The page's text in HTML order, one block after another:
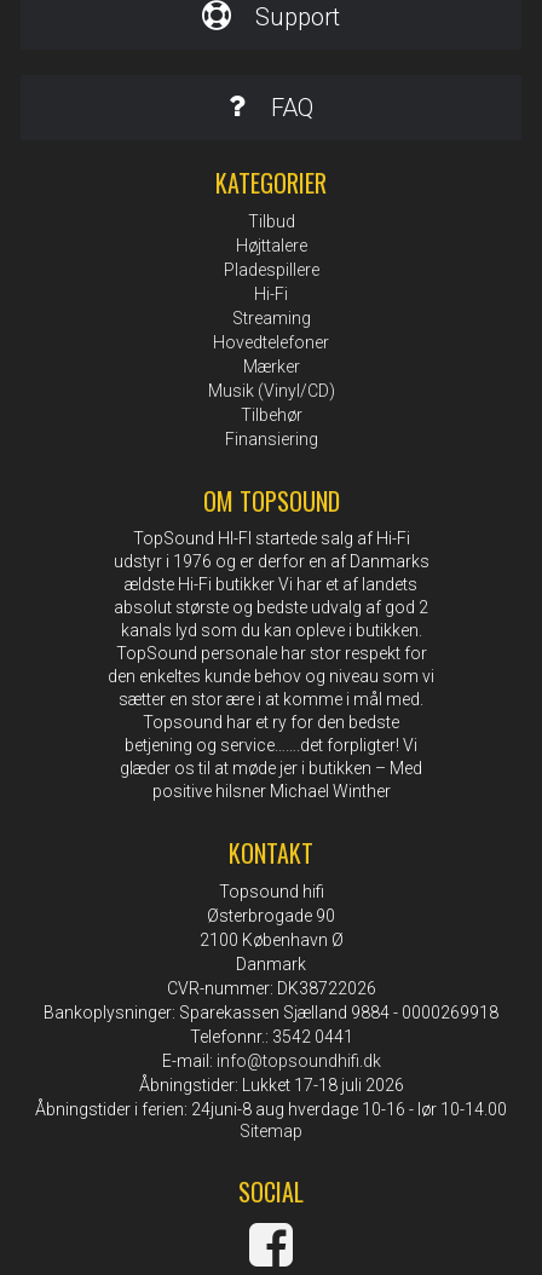
Support
FAQ
KATEGORIER
Tilbud
Højttalere
Pladespillere
Hi-Fi
Streaming
Hovedtelefoner
Mærker
Musik (Vinyl/CD)
Tilbehør
Finansiering
OM TOPSOUND
TopSound HI-FI startede salg af Hi-Fi
udstyr i 1976 og er derfor en af Danmarks
ældste Hi-Fi butikker Vi har et af landets
absolut største og bedste udvalg af god 2
kanals lyd som du kan opleve i butikken.
TopSound personale har stor respekt for
den enkeltes kunde behov og niveau som vi
sætter en stor ære i at komme i mål med.
Topsound har et ry for den bedste
betjening og service…….det forpligter! Vi
glæder os til at møde jer i butikken – Med
positive hilsner Michael Winther
KONTAKT
Topsound hifi
Østerbrogade 90
2100 København Ø
Danmark
CVR-nummer: DK38722026
Bankoplysninger: Sparekassen Sjælland 9884 - 0000269918
Telefonnr.: 3542 0441
E-mail : info@topsoundhifi.dk
Åbningstider: Lukket 17-18 juli 2026
Åbningstider i ferien: 24juni-8 aug hverdage 10-16 - lør 10-14.00
Sitemap
SOCIAL